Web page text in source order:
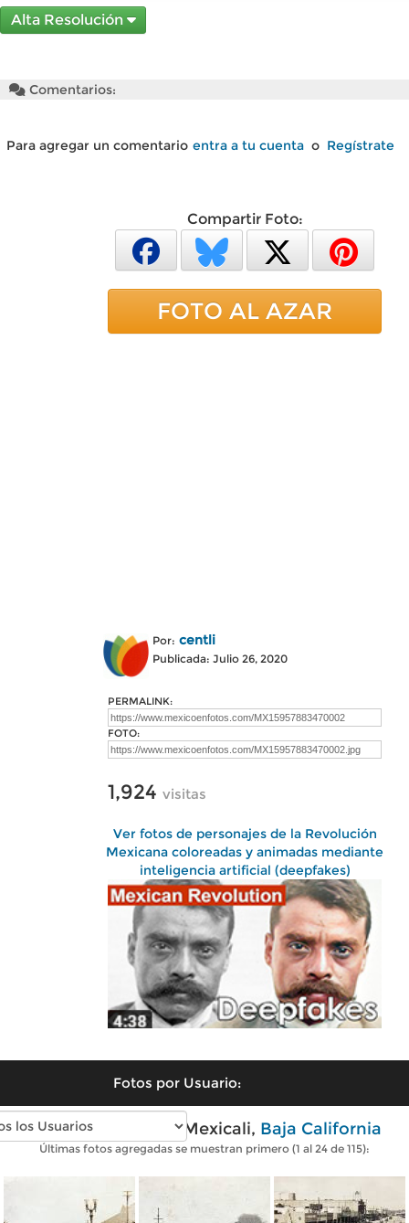
Alta Resolución
Comentarios:
Para agregar un comentario entra a tu cuenta o Regístrate
Compartir Foto:
FOTO AL AZAR
Por: centli
Publicada: Julio 26, 2020
PERMALINK:
FOTO:
1,924 visitas
Ver fotos de personajes de la Revolución
Mexicana coloreadas y animadas mediante
inteligencia artificial (deepfakes)
Fotos por Usuario:
Fotos antiguas de Mexicali, Baja California
Últimas fotos agregadas se muestran primero (1 al 24 de 115):